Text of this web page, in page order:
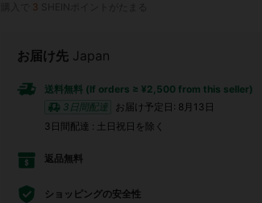
3
お届け先 Japan
送料無料 (If orders ≥ ¥2,500 from this seller)
3日間配達
お届け予定日: 8月13日
3日間配達 : 土日祝日を除く
返品無料
ショッピングの安全性